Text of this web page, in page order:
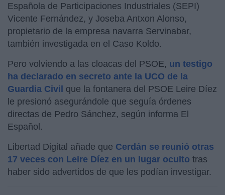
Española de Participaciones Industriales (SEPI)
Vicente Fernández, y Joseba Antxon Alonso,
propietario de la empresa navarra Servinabar,
también investigada en el Caso Koldo.
Pero volviendo a las cloacas del PSOE, un testigo
ha declarado en secreto ante la UCO de la
Guardia Civil que la fontanera del PSOE Leire Díez
le presionó asegurándole que seguía órdenes
directas de Pedro Sánchez, según informa El
Español.
Libertad Digital añade que Cerdán se reunió otras
17 veces con Leire Díez en un lugar oculto tras
haber sido advertidos de que les podían investigar.